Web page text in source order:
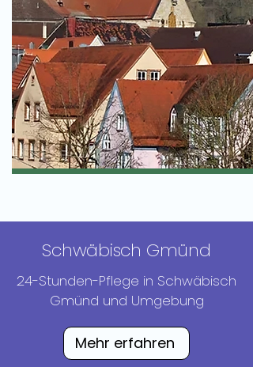
​Schwäbisch Gmünd
​24-Stunden-Pflege in Schwäbisch
Gmünd und Umgebung
Mehr erfahren